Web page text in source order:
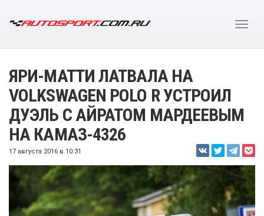
ЯРИ-МАТТИ ЛАТВАЛА НА
VOLKSWAGEN POLO R УСТРОИЛ
ДУЭЛЬ С АЙРАТОМ МАРДЕЕВЫМ
НА КАМАЗ-4326
17 августа 2016 в 10:31